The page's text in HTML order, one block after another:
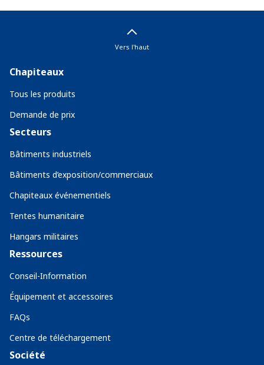
Vers l'haut
Chapiteaux
Tous les produits
Demande de prix
Secteurs
Bâtiments industriels
Bâtiments d’exposition/commerciaux
Chapiteaux événementiels
Tentes humanitaire
Hangars militaires
Ressources
Conseil-Information
Équipement et accessoires
FAQs
Centre de téléchargement
Société